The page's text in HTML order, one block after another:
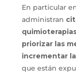
En particular
administran
priorizar las
incrementar
que están